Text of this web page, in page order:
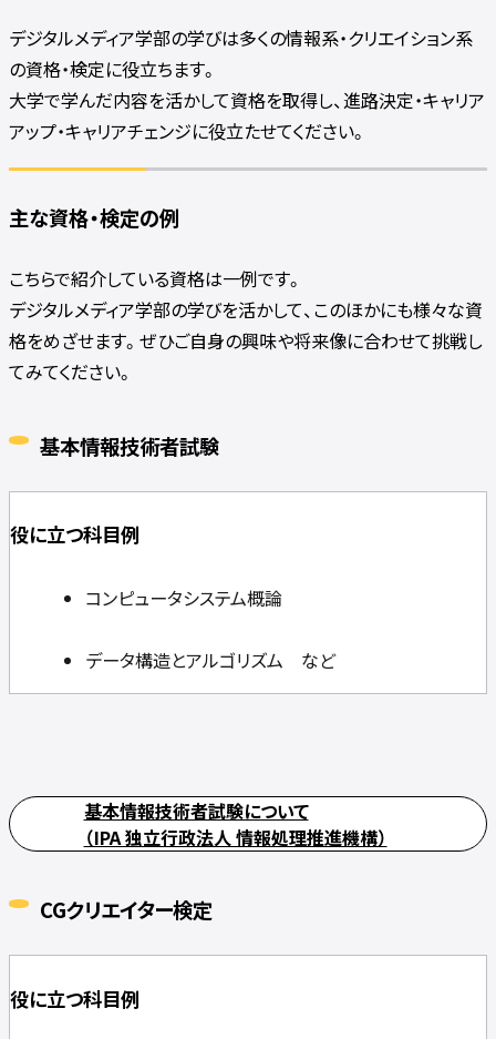
デジタルメディア学部の学びは多くの情報系・クリエイション系
の資格・検定に役立ちます。
大学で学んだ内容を活かして資格を取得し、進路決定・キャリア
アップ・キャリアチェンジに役立たせてください。
主な資格・検定の例
こちらで紹介している資格は一例です。
デジタルメディア学部の学びを活かして、このほかにも様々な資
格をめざせます。ぜひご自身の興味や将来像に合わせて挑戦し
てみてください。
基本情報技術者試験
役に立つ科目例
コンピュータシステム概論
データ構造とアルゴリズム など
基本情報技術者試験について
（IPA 独立行政法人 情報処理推進機構）
CGクリエイター検定
役に立つ科目例